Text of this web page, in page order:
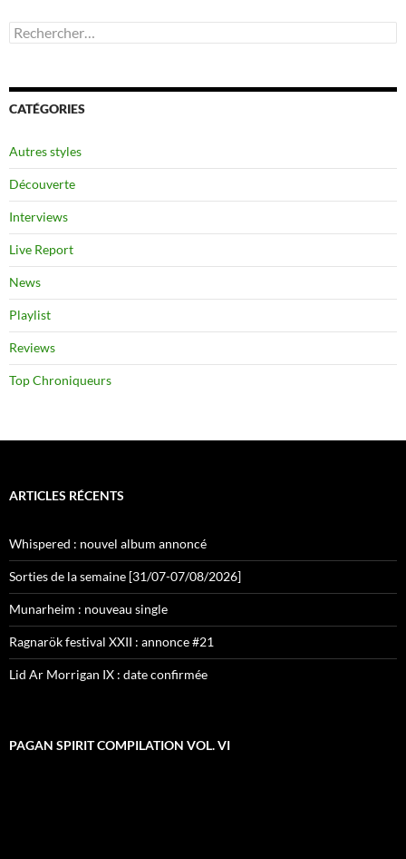
Rechercher :
CATÉGORIES
Autres styles
Découverte
Interviews
Live Report
News
Playlist
Reviews
Top Chroniqueurs
ARTICLES RÉCENTS
Whispered : nouvel album annoncé
Sorties de la semaine [31/07-07/08/2026]
Munarheim : nouveau single
Ragnarök festival XXII : annonce #21
Lid Ar Morrigan IX : date confirmée
PAGAN SPIRIT COMPILATION VOL. VI